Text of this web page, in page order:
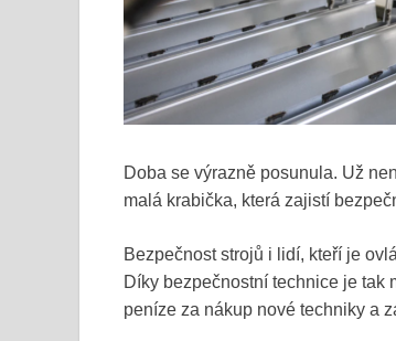
Doba se výrazně posunula. Už
malá krabička, která zajistí
Bezpečnost strojů i lidí, kteří je
Díky bezpečnostní technice je tak
peníze za nákup nové techniky a